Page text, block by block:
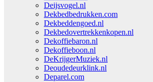
Deijsvogel.nl
Dekbedbedrukken.com
Dekbeddengoed.nl
Dekbedovertrekkenkopen.nl
Dekoffiebaron.nl
Dekoffieboon.nl
DeKrijgerMuziek.nl
Deoudedeurklink.nl
Deparel.com